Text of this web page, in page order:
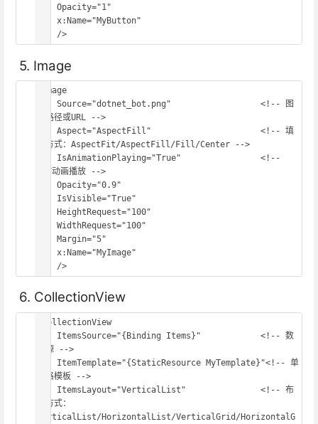
Opacity="1"
x:Name="MyButton"
/>
5. Image
<Image
Source="dotnet_bot.png"                  <!-- 图
片路径或URL -->
Aspect="AspectFill"                      <!-- 填
充方式：AspectFit/AspectFill/Fill/Center -->
IsAnimationPlaying="True"                <!--
GIF动画播放 -->
Opacity="0.9"
IsVisible="True"
HeightRequest="100"
WidthRequest="100"
Margin="5"
x:Name="MyImage"
/>
6. CollectionView
<CollectionView
ItemsSource="{Binding Items}"            <!-- 数
据源 -->
ItemTemplate="{StaticResource MyTemplate}"<!-- 单
元格模板 -->
ItemsLayout="VerticalList"               <!-- 布
局方式：
VerticalList/HorizontalList/VerticalGrid/HorizontalG